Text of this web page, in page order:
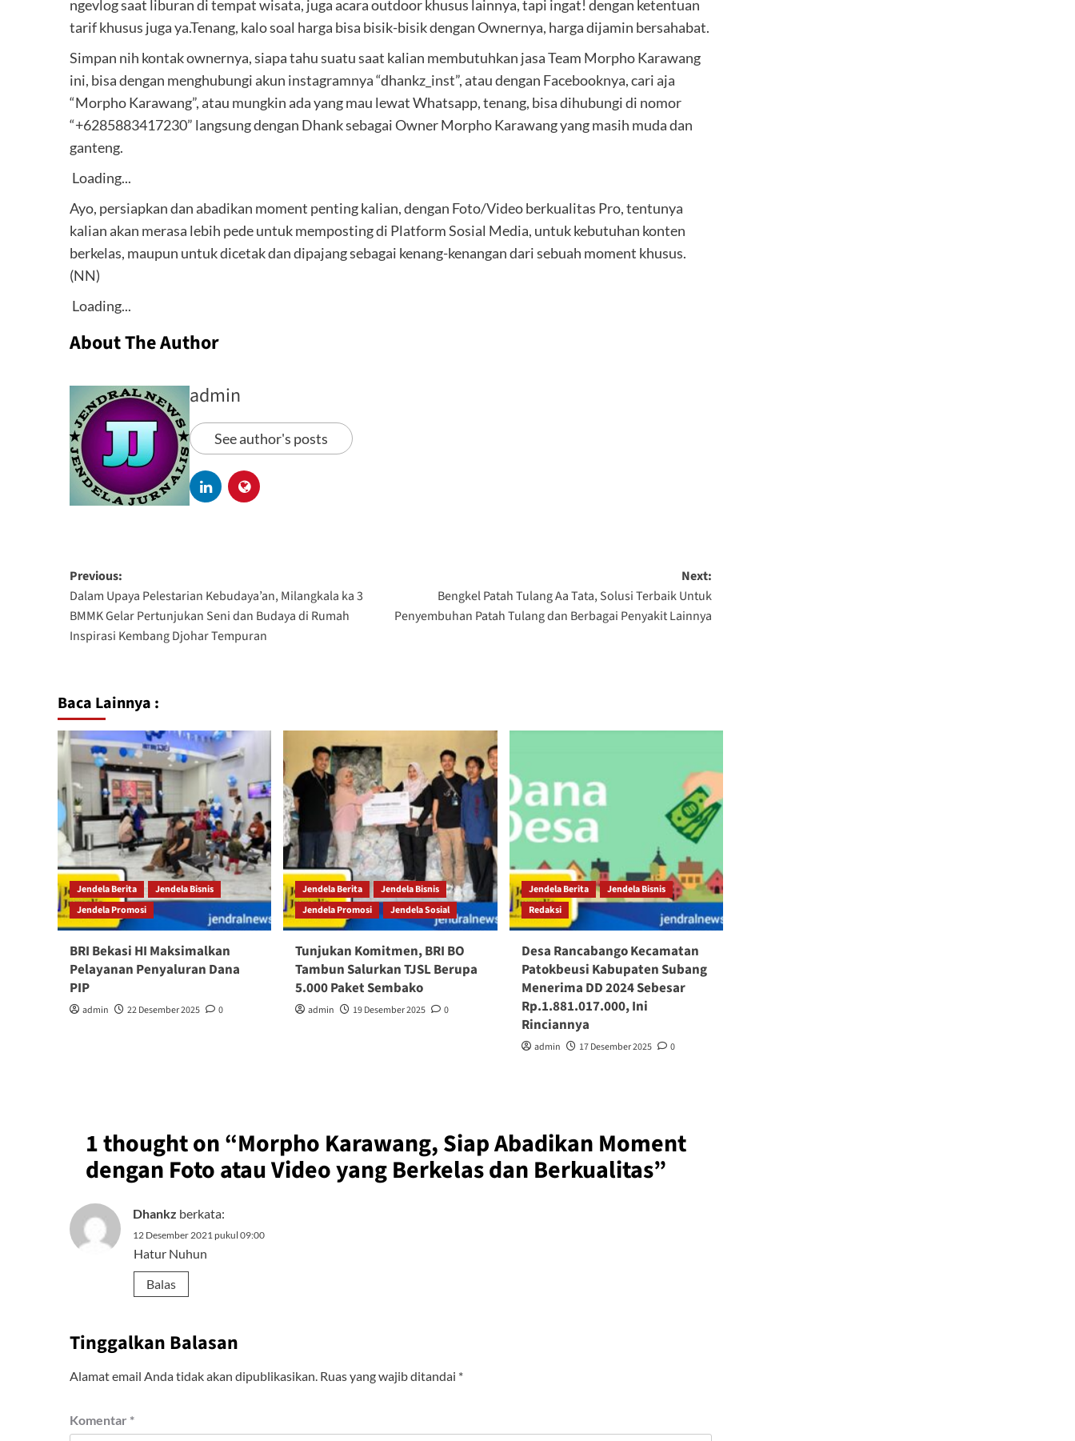
ngevlog saat liburan di tempat wisata, juga acara outdoor khusus lainnya, tapi ingat! dengan ketentuan
tarif khusus juga ya.Tenang, kalo soal harga bisa bisik-bisik dengan Ownernya, harga dijamin bersahabat.
Simpan nih kontak ownernya, siapa tahu suatu saat kalian membutuhkan jasa Team Morpho Karawang
ini, bisa dengan menghubungi akun instagramnya “dhankz_inst”, atau dengan Facebooknya, cari aja
“Morpho Karawang”, atau mungkin ada yang mau lewat Whatsapp, tenang, bisa dihubungi di nomor
“+6285883417230” langsung dengan Dhank sebagai Owner Morpho Karawang yang masih muda dan
ganteng.
Loading...
Ayo, persiapkan dan abadikan moment penting kalian, dengan Foto/Video berkualitas Pro, tentunya
kalian akan merasa lebih pede untuk memposting di Platform Sosial Media, untuk kebutuhan konten
berkelas, maupun untuk dicetak dan dipajang sebagai kenang-kenangan dari sebuah moment khusus.
(NN)
Loading...
About The Author
admin
See author's posts
Previous:
Dalam Upaya Pelestarian Kebudaya’an, Milangkala ka 3
BMMK Gelar Pertunjukan Seni dan Budaya di Rumah
Inspirasi Kembang Djohar Tempuran
Next:
Bengkel Patah Tulang Aa Tata, Solusi Terbaik Untuk
Penyembuhan Patah Tulang dan Berbagai Penyakit Lainnya
Baca Lainnya :
Jendela Berita
Jendela Bisnis
Jendela Promosi
BRI Bekasi HI Maksimalkan
Pelayanan Penyaluran Dana
PIP
admin 22 Desember 2025 0
Jendela Berita
Jendela Bisnis
Jendela Promosi
Jendela Sosial
Tunjukan Komitmen, BRI BO
Tambun Salurkan TJSL Berupa
5.000 Paket Sembako
admin 19 Desember 2025 0
Jendela Berita
Jendela Bisnis
Redaksi
Desa Rancabango Kecamatan
Patokbeusi Kabupaten Subang
Menerima DD 2024 Sebesar
Rp.1.881.017.000, Ini
Rinciannya
admin 17 Desember 2025 0
1 thought on “Morpho Karawang, Siap Abadikan Moment
dengan Foto atau Video yang Berkelas dan Berkualitas”
Dhankz berkata:
12 Desember 2021 pukul 09:00
Hatur Nuhun
Balas
Tinggalkan Balasan
Alamat email Anda tidak akan dipublikasikan. Ruas yang wajib ditandai *
Komentar *